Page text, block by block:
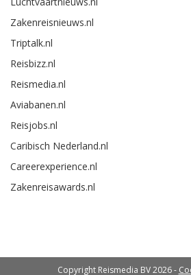
Zakenreisnieuws.nl
Triptalk.nl
Reisbizz.nl
Reismedia.nl
Aviabanen.nl
Reisjobs.nl
Caribisch Nederland.nl
Careerexperience.nl
Zakenreisawards.nl
Copyright Reismedia BV 2026 -